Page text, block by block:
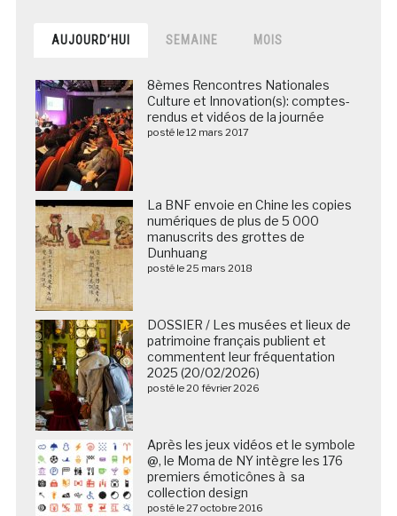
AUJOURD’HUI SEMAINE MOIS
8èmes Rencontres Nationales
Culture et Innovation(s): comptes-
rendus et vidéos de la journée
posté le 12 mars 2017
La BNF envoie en Chine les copies
numériques de plus de 5 000
manuscrits des grottes de
Dunhuang
posté le 25 mars 2018
DOSSIER / Les musées et lieux de
patrimoine français publient et
commentent leur fréquentation
2025 (20/02/2026)
posté le 20 février 2026
Après les jeux vidéos et le symbole
@, le Moma de NY intègre les 176
premiers émoticônes à sa
collection design
posté le 27 octobre 2016